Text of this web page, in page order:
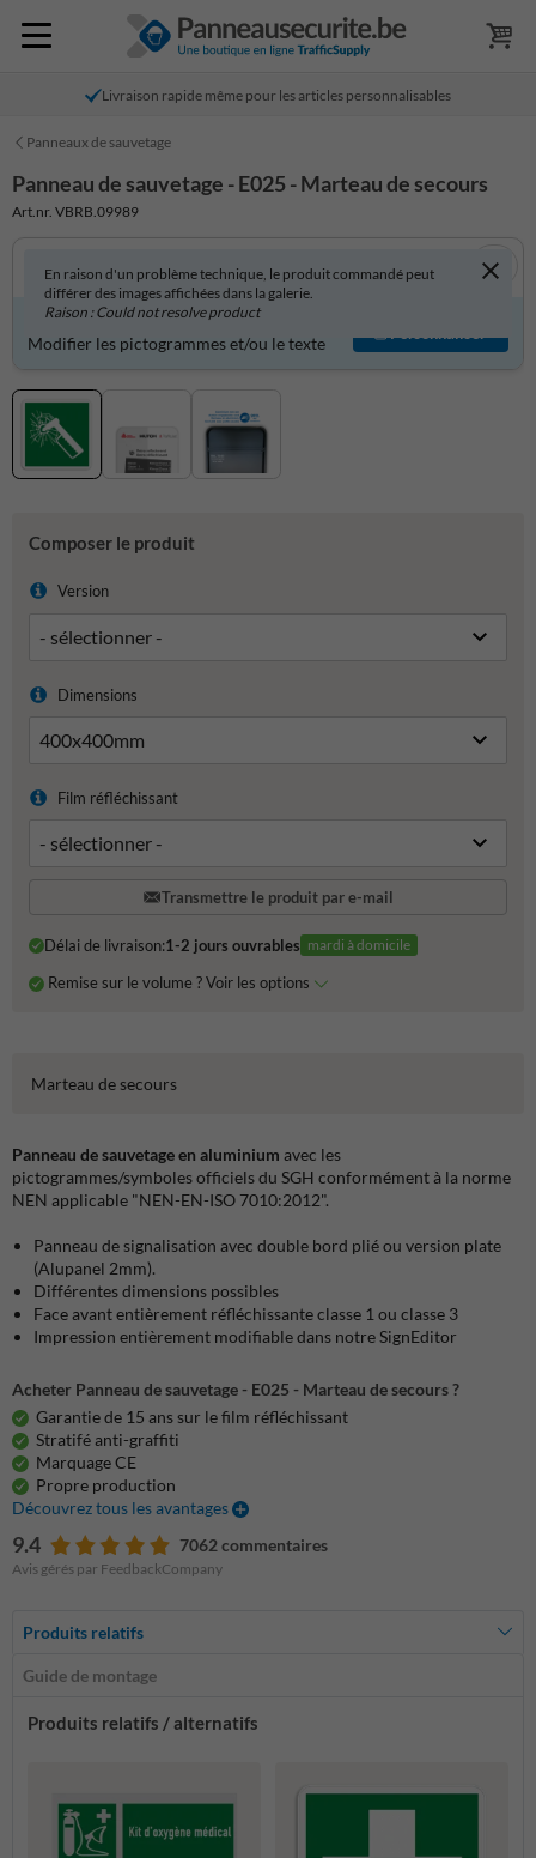
Livraison rapide même pour les articles personnalisables
Panneaux de sauvetage
Panneau de sauvetage - E025 - Marteau de secours
Art.nr. VBRB.09989
En raison d'un problème technique, le produit commandé peut
différer des images affichées dans la galerie.
Raison : Could not resolve product
Produit personnalisable ?
Modifier les pictogrammes et/ou le texte
Personnaliser
Composer le produit
Version
Dimensions
Film réfléchissant
Transmettre le produit par e-mail
Délai de livraison:1-2 jours ouvrables mardi à domicile
Remise sur le volume ? Voir les options
Marteau de secours
Panneau de sauvetage en aluminium avec les
pictogrammes/symboles officiels du SGH conformément à la norme
NEN applicable "NEN-EN-ISO 7010:2012".
Panneau de signalisation avec double bord plié ou version plate
(Alupanel 2mm).
Différentes dimensions possibles
Face avant entièrement réfléchissante classe 1 ou classe 3
Impression entièrement modifiable dans notre SignEditor
Acheter Panneau de sauvetage - E025 - Marteau de secours ?
Garantie de 15 ans sur le film réfléchissant
Stratifé anti-graffiti
Marquage CE
Propre production
Découvrez tous les avantages
9.4 7062 commentaires
Avis gérés par FeedbackCompany
Produits relatifs
Guide de montage
Produits relatifs / alternatifs